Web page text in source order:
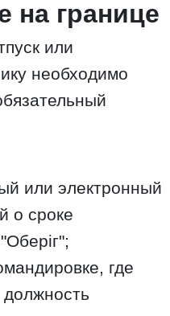
на границе
или
необходимо
или электронный
о сроке
где